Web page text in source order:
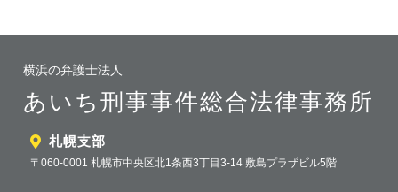
横浜の弁護士法人
あいち刑事事件総合法律事務所
札幌支部
〒060-0001 札幌市中央区北1条西3丁目3-14 敷島プラザビル5階